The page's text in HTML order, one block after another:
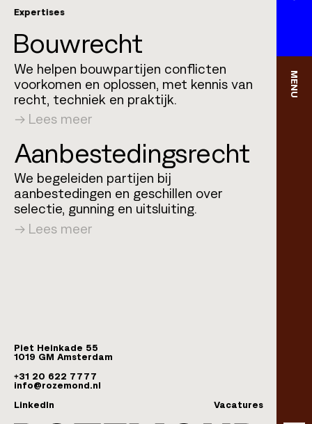
MENU
Expertises
Bouwrecht
We helpen bouwpartijen conflicten
voorkomen en oplossen, met kennis van
recht, techniek en praktijk.
Lees meer
Aanbestedings­recht
We begeleiden partijen bij
aanbestedingen en geschillen over
selectie, gunning en uitsluiting.
Lees meer
Piet Heinkade 55
1019 GM Amsterdam
+31 20 622 7777
info@rozemond.nl
LinkedIn
Vacatures